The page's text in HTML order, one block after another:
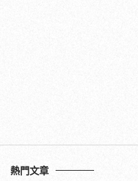
熱門文章